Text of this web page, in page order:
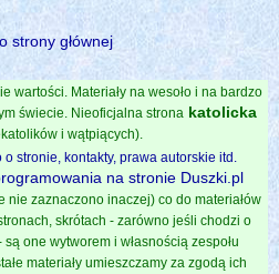
strony głównej
wartości. Materiały na wesoło i na bardzo
świecie. Nieoficjalna strona katolicka
i wątpiących).
o stronie, kontakty, prawa autorskie itd.
na stronie Duszki.pl
nie zaznaczono inaczej) co do materiałów
skrótach - zarówno jeśli chodzi o
one wytworem i własnością zespołu
materiały umieszczamy za zgodą ich